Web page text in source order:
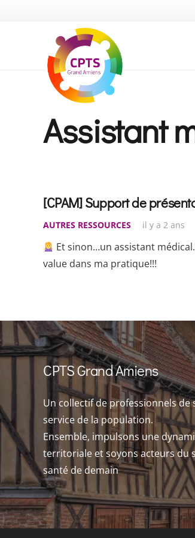
Assistant
[CPAM] Support de
AUTRES RESSOURCES il y a 2 ans
Et sinon…un assistant
value dans ma pratique!!!
CPTS Grand Amiens
Un collectif de professionnels de
service de la population.
Ensemble, impulsons une
territoriale et soyons acteurs du
santé de demain